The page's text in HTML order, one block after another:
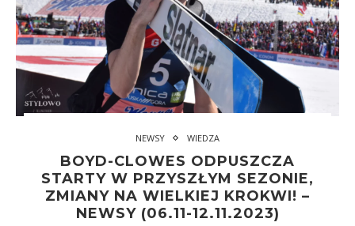
NEWSY WIEDZA
BOYD-CLOWES ODPUSZCZA
STARTY W PRZYSZŁYM SEZONIE,
ZMIANY NA WIELKIEJ KROKWI! –
NEWSY (06.11-12.11.2023)